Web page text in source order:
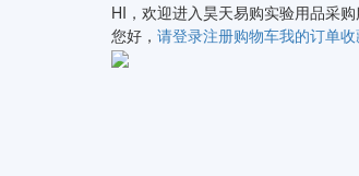
HI，欢迎进入昊天易购实验用品采
您好， 请登录注册购物车我的订单